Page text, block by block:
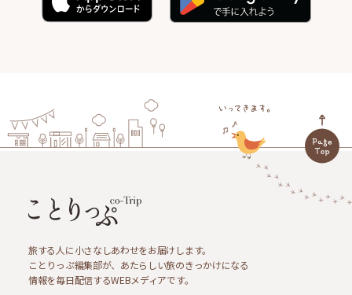
旅する人に小さなしあわせをお届けします。
ことりっぷ編集部が、あたらしい旅のきっかけになる
情報を毎日配信するWEBメディアです。